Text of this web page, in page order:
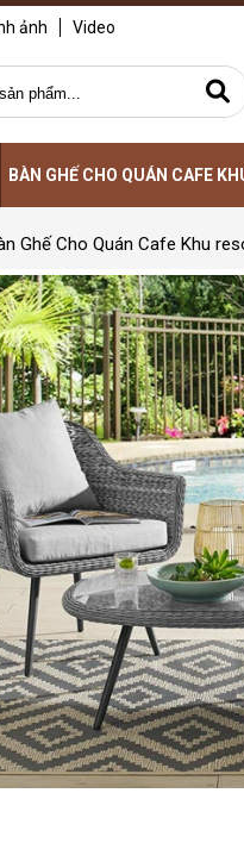
ảnh Video
BÀN GHẾ CHO QUÁN CAFE
Ghế Cho Quán Cafe Khu